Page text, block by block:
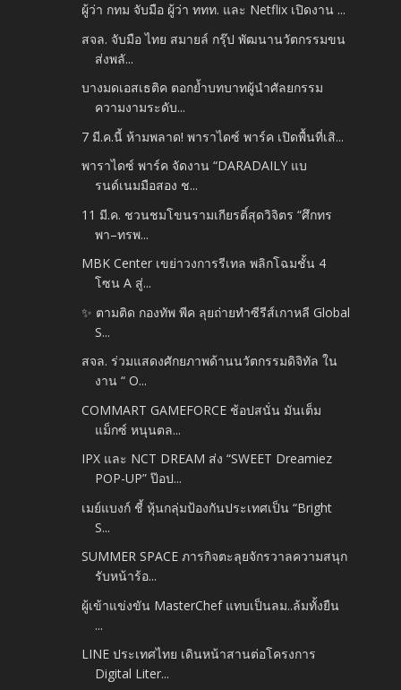
ผู้ว่า กทม จับมือ ผู้ว่า ททท. และ Netflix เปิดงาน ...
สจล. จับมือ ไทย สมายล์ กรุ๊ป พัฒนานวัตกรรมขน
ส่งพลั...
บางมดเอสเธติค ตอกย้ำบทบาทผู้นำศัลยกรรม
ความงามระดับ...
7 มี.ค.นี้ ห้ามพลาด! พาราไดซ์ พาร์ค เปิดพื้นที่เสิ...
พาราไดซ์ พาร์ค จัดงาน “DARADAILY แบ
รนด์เนมมือสอง ช...
11 มี.ค. ชวนชมโขนรามเกียรติ์สุดวิจิตร “ศึกทร
พา–ทรพ...
MBK Center เขย่าวงการรีเทล พลิกโฉมชั้น 4
โซน A สู่...
✨ ตามติด กองทัพ พีค ลุยถ่ายทำซีรีส์เกาหลี Global
S...
สจล. ร่วมแสดงศักยภาพด้านนวัตกรรมดิจิทัล ใน
งาน “ O...
COMMART GAMEFORCE ช้อปสนั่น มันเต็ม
แม็กซ์ หนุนตล...
IPX และ NCT DREAM ส่ง “SWEET Dreamiez
POP-UP” ป๊อป...
เมย์แบงก์ ชี้ หุ้นกลุ่มป้องกันประเทศเป็น “Bright
S...
SUMMER SPACE ภารกิจตะลุยจักรวาลความสนุก
รับหน้าร้อ...
ผู้เข้าแข่งขัน MasterChef แทบเป็นลม..ล้มทั้งยืน
...
LINE ประเทศไทย เดินหน้าสานต่อโครงการ
Digital Liter...